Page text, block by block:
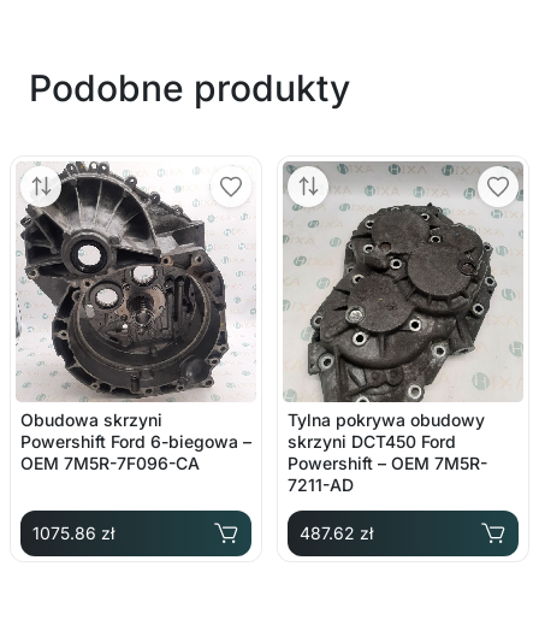
Podobne produkty
Obudowa skrzyni
Powershift Ford 6-biegowa –
OEM 7M5R-7F096-CA
1075.86 zł
Tylna pokrywa obudowy
skrzyni DCT450 Ford
Powershift – OEM 7M5R-
7211-AD
487.62 zł